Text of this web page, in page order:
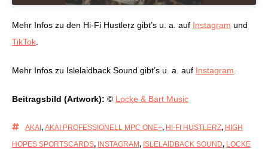
Mehr Infos zu den Hi-Fi Hustlerz gibt’s u. a. auf Instagram und
TikTok
Mehr Infos zu Islelaidback Sound gibt’s u. a. auf Instagram
Beitragsbild (Artwork): © Locke & Bart Music
AKAI, AKAI PROFESSIONELL MPC ONE+, HI-FI HUSTLERZ, HIGH
HOPES SPORTSCARDS, INSTAGRAM, ISLELAIDBACK SOUND, LOCKE